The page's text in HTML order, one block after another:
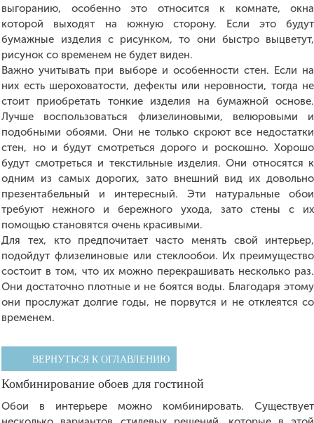
выгоранию, особенно это относится к комнате, окна
которой выходят на южную сторону. Если это будут
бумажные изделия с рисунком, то они быстро выцветут,
рисунок со временем не будет виден.
Важно учитывать при выборе и особенности стен. Если на
них есть шероховатости, дефекты или неровности, тогда не
стоит приобретать тонкие изделия на бумажной основе.
Лучше воспользоваться флизелиновыми, велюровыми и
подобными обоями. Они не только скроют все недостатки
стен, но и будут смотреться дорого и роскошно. Хорошо
будут смотреться и текстильные изделия. Они относятся к
одним из самых дорогих, зато внешний вид их довольно
презентабельный и интересный. Эти натуральные обои
требуют нежного и бережного ухода, зато стены с их
помощью становятся очень красивыми.
Для тех, кто предпочитает часто менять свой интерьер,
подойдут флизелиновые или стеклообои. Их преимущество
состоит в том, что их можно перекрашивать несколько раз.
Они достаточно плотные и не боятся воды. Благодаря этому
они прослужат долгие годы, не порвутся и не отклеятся со
временем.
ВЕРНУТЬСЯ К ОГЛАВЛЕНИЮ
Комбинирование обоев для гостиной
Обои в интерьере можно комбинировать. Существует